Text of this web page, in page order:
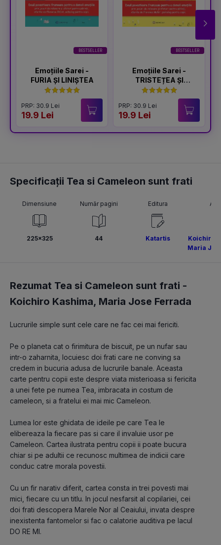
BESTSELLER
Emoțiile Sarei -
FURIA ȘI LINIȘTEA
PRP: 30.9 Lei
19.9 Lei
BESTSELLER
Emoțiile Sarei -
TRISTEȚEA ȘI
BUCURIA
PRP: 30.9 Lei
19.9 Lei
Specificații Tea si Cameleon sunt frati
Dimensiune
225x325
Număr pagini
44
Editura
Katartis
Koichiro
Maria
Rezumat Tea si Cameleon sunt frati -
Koichiro Kashima, Maria Jose Ferrada
Lucrurile simple sunt cele care ne fac cei mai fericiti.
Pe o planeta cat o firimitura de biscuit, pe un nufar sau
intr-o zaharnita, locuiesc doi frati care ne conving sa
credem in bucuria adusa de lucrurile banale. Aceasta
carte pentru copii este despre viata misterioasa si fericita
a unei fete pe numea Tea, imbracata in costum de
cameleon, si a fratelui ei mai mic Cameleon.
Lumea lor este ghidata de ideile pe care Tea le
elibereaza la fiecare pas si care il invaluie usor pe
Cameleon. Cartea ilustrata pentru copii ii poate bucura
chiar si pe adultii ce recunosc multimea de indicii care
conduc catre morala povestii.
Cu un fir narativ diferit, cartea consta in trei povesti mai
mici, fiecare cu un titlu. In jocul nesfarsit al copilariei, cei
doi frati descopera Marele Nor al Ceaiului, invata despre
inexistenta fantomelor si fac o calatorie auditiva pe lacul
DO RE MI.